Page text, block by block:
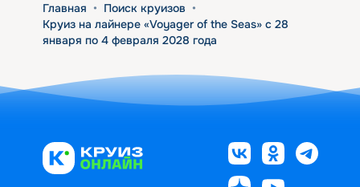
Главная • Поиск круизов •
Круиз на лайнере «Voyager of the Seas» с 28
января по 4 февраля 2028 года